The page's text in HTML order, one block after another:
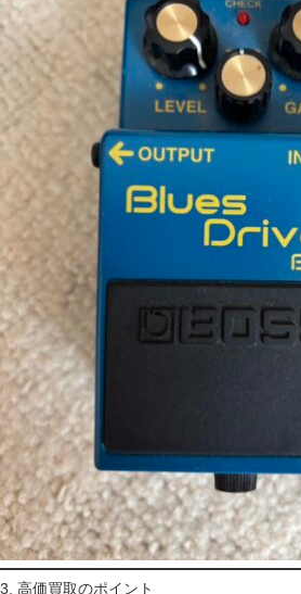
3. 高価買取のポイント